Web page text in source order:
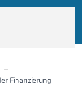
Finanzierung